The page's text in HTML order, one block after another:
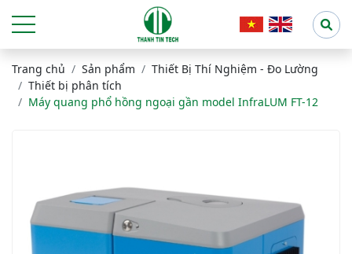
Trang chủ Sản phẩm
Thiết Bị Thí Nghiệm - Đo Lường
Thiết bị phân tích
Máy quang phổ hồng ngoại gần model InfraLUM FT-12